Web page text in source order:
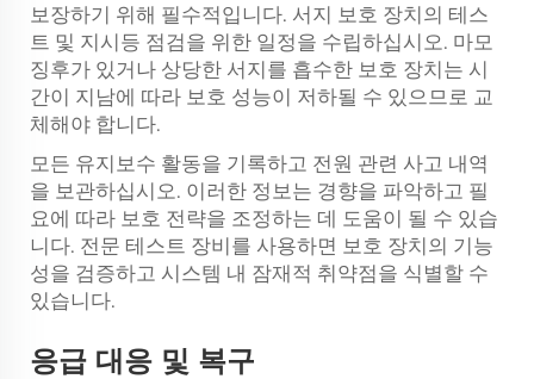
보장하기 위해 필수적입니다. 서지 보호 장치의 테스
트 및 지시등 점검을 위한 일정을 수립하십시오. 마모
징후가 있거나 상당한 서지를 흡수한 보호 장치는 시
간이 지남에 따라 보호 성능이 저하될 수 있으므로 교
체해야 합니다.
모든 유지보수 활동을 기록하고 전원 관련 사고 내역
을 보관하십시오. 이러한 정보는 경향을 파악하고 필
요에 따라 보호 전략을 조정하는 데 도움이 될 수 있습
니다. 전문 테스트 장비를 사용하면 보호 장치의 기능
성을 검증하고 시스템 내 잠재적 취약점을 식별할 수
있습니다.
응급 대응 및 복구